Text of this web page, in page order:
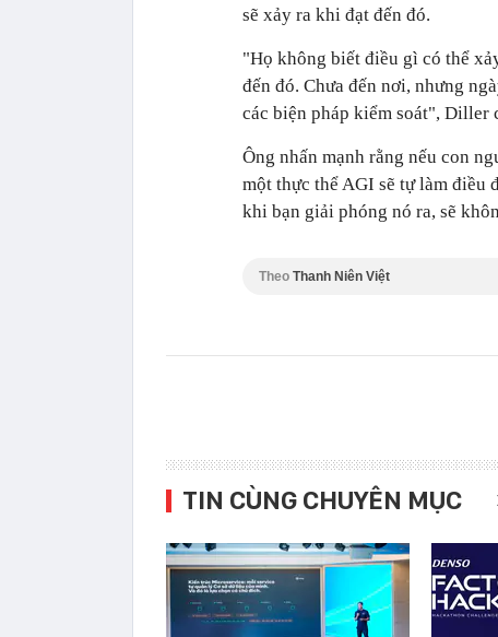
sẽ xảy ra khi đạt đến đó.
"Họ không biết điều gì có thể
đến đó. Chưa đến nơi, nhưng
các biện pháp kiểm soát", Diller
Ông nhấn mạnh rằng nếu con
một thực thể AGI sẽ tự làm điều
khi bạn giải phóng nó ra, sẽ
Theo Thanh Niên Việt
TIN CÙNG CHUYÊN MỤC